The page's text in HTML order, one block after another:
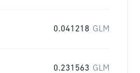
0.041218 GLM
0.231563 GLM